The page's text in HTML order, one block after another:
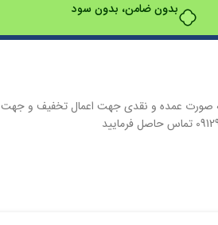
صورت عمده و نقدی جهت اعمال تخفیف و جهت
بدون ضامن، بدون سود
تماس با ما